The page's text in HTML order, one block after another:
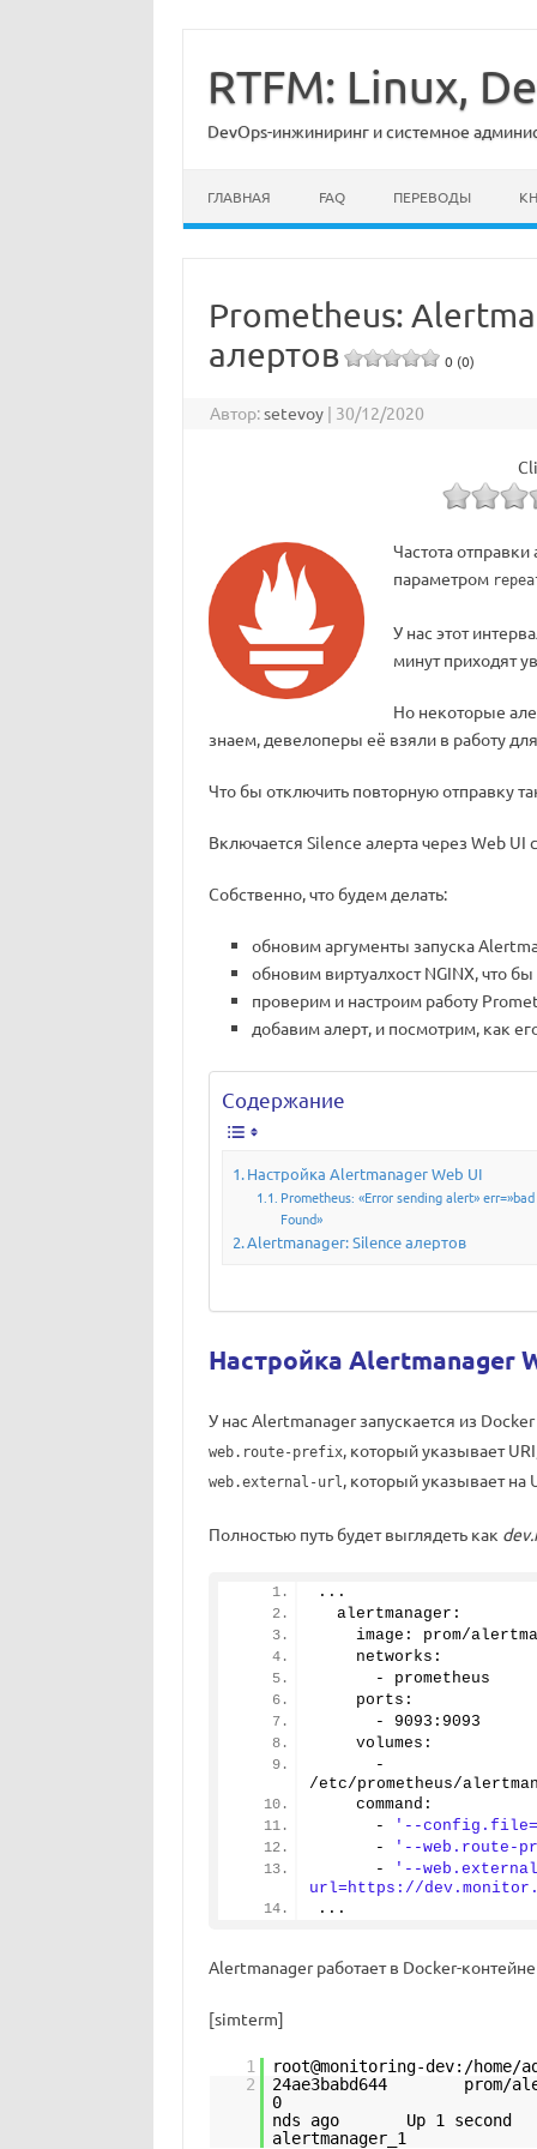
содержимому
RTFM: Linux,
DevOps-инжиниринг и системное
ГЛАВНАЯ FAQ ПЕРЕВОДЫ
Prometheus:
алертов
0 (0)
Автор:setevoy | 30/12/2020
Частота
параметром
У нас этот
минут приходят
Но некоторые
знаем, девелоперы её взяли в работу
Что бы отключить повторную отправку
Включается Silence алерта через Web
Собственно, что будем делать:
обновим аргументы запуска
обновим виртуалхост NGINX, что
проверим и настроим работу
добавим алерт, и посмотрим, как
Содержание
Настройка Alertmanager Web UI
Prometheus: «Error sending alert»
Found»
Alertmanager: Silence алертов
Настройка Alertmanager
У нас Alertmanager запускается из
web.route-prefix, который указывает
web.external-url, который указывает на
Полностью путь будет выглядеть как
...
  alertmanager:
image: prom/
    networks:
      - prometheus
    ports:
      -
9093 : 9093
    volumes:
      -
/etc/prometheus/
    command:
      -
'--
      -
'--web.route-
      -
'--
url=https://
...
Alertmanager работает в Docker-
[simterm]
1
root@monitoring-dev:/home/
2
24ae3babd644 prom/
0 "/bin/
nds ago Up 1
alertmanager_1